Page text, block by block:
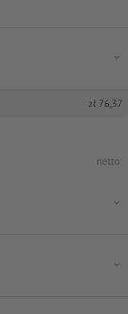
zł 76,37
netto